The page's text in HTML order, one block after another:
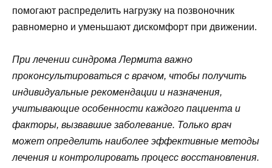
помогают распределить нагрузку на позвоночник
равномерно и уменьшают дискомфорт при движении.
При лечении синдрома Лермита важно
проконсультироваться с врачом, чтобы получить
индивидуальные рекомендации и назначения,
учитывающие особенности каждого пациента и
факторы, вызвавшие заболевание. Только врач
может определить наиболее эффективные методы
лечения и контролировать процесс восстановления.